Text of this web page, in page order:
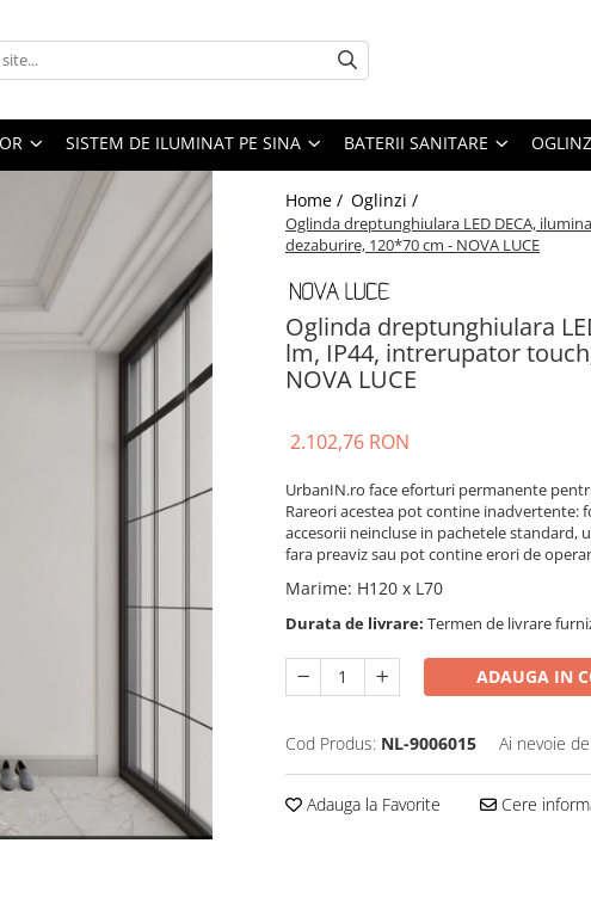
SISTEM DE ILUMINAT PE SINA BATERII SANITARE
Home / Oglinzi /
Oglinda dreptunghiulara LED DECA,
dezaburire, 120*70 cm - NOVA LUCE
Oglinda dreptunghiulara
lm, IP44, intrerupator
NOVA LUCE
2.102,76 RON
UrbanIN.ro face eforturi permanente
Rareori acestea pot contine
accesorii neincluse in pachetele
fara preaviz sau pot contine erori de
Marime: H120 x L70
Durata de livrare: Termen de livrare
ADAUGA IN
Cod Produs: NL-9006015 Ai nevoie
Adauga la Favorite Cere